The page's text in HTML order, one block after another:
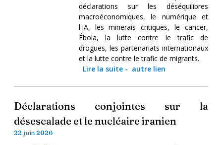
déclarations sur les déséquilibres
macroéconomiques, le numérique et
l'IA, les minerais critiques, le cancer,
Ébola, la lutte contre le trafic de
drogues, les partenariats internationaux
et la lutte contre le trafic de migrants.
Lire la suite- autre lien
Déclarations conjointes sur la
désescalade et le nucléaire iranien
22 juin 2026